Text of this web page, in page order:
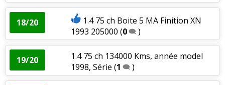
18/20
1.4 75 ch Boite 5 MA Finition XN
1993 205000 (0 )
19/20
1.4 75 ch 134000 Kms, année model
1998, Série (1 )